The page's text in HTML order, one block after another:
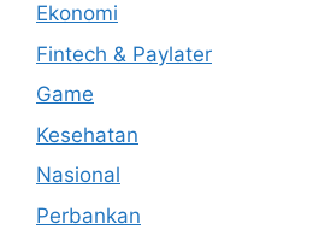
Ekonomi
Fintech & Paylater
Game
Kesehatan
Nasional
Perbankan